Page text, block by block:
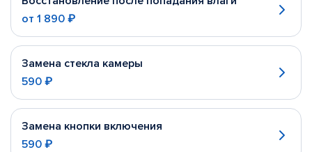
от 1 890 ₽
Замена стекла камеры
590 ₽
Замена кнопки включения
590 ₽